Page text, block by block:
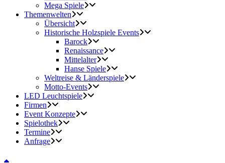
Mega Spiele
Themenwelten
Übersicht
Historische Holzspiele Events
Barock
Renaissance
Mittelalter
Hanse Spiele
Weltreise & Länderspiele
Motto-Events
LED Leuchtspiele
Firmen
Event Konzepte
Spielothek
Termine
Anfrage